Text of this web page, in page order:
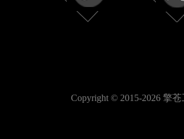
Copyright © 2015-2026 擎苍